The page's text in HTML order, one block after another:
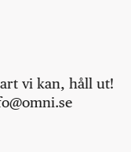
vi kan, håll ut!